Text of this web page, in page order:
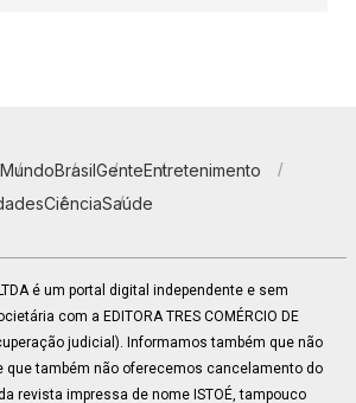
MundoBrasilGenteEntretenimento
CiênciaSaúde
é um portal digital independente e sem
com a EDITORA TRES COMÉRCIO DE
judicial). Informamos também que não
que também não oferecemos cancelamento do
revista impressa de nome ISTOÉ, tampouco